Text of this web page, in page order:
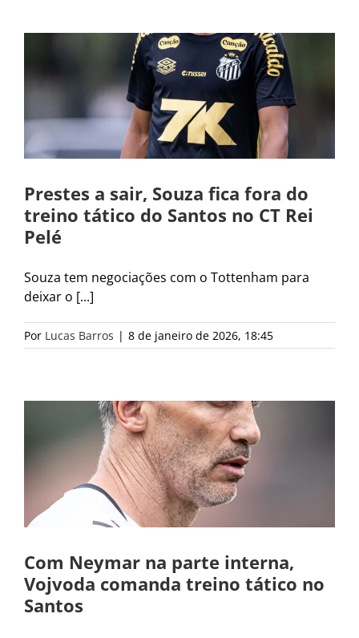
Prestes a sair, Souza fica fora do
treino tático do Santos no CT Rei
Pelé
Souza tem negociações com o Tottenham para
deixar o [...]
Por Lucas Barros | 8 de janeiro de 2026, 18:45
Com Neymar na parte interna,
Vojvoda comanda treino tático no
Santos